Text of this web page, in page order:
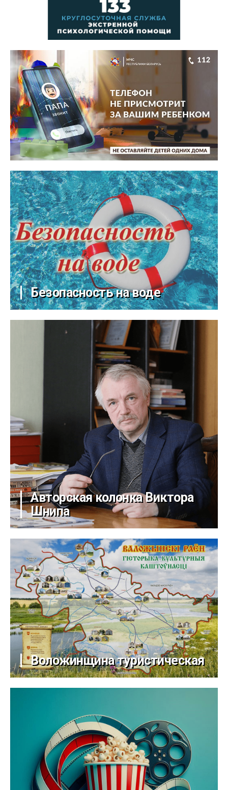
Безопасность на воде
Авторская колонка Виктора
Шнипа
Воложинщина туристическая